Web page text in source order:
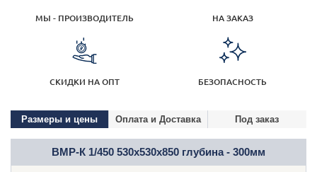
МЫ - ПРОИЗВОДИТЕЛЬ НА ЗАКАЗ
СКИДКИ НА ОПТ БЕЗОПАСНОСТЬ
Размеры и цены Оплата и Доставка Под заказ
ВМР-К 1/450 530х530х850 глубина - 300мм